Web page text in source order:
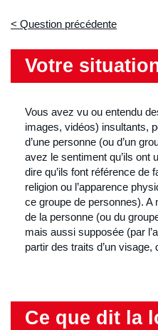
Question précédente
Votre
Vous avez vu ou entendu
images, vidéos) insultants,
d’une personne (ou d’un
avez le sentiment qu’ils ont
dire qu’ils font référence de
religion ou l’apparence
ce groupe de personnes). A
de la personne (ou du
mais aussi supposée (par
partir des traits d’un visage,
Ce que dit la